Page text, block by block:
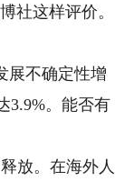
社这样评价。
不确定性增
3.9%。能否有
放。在海外人